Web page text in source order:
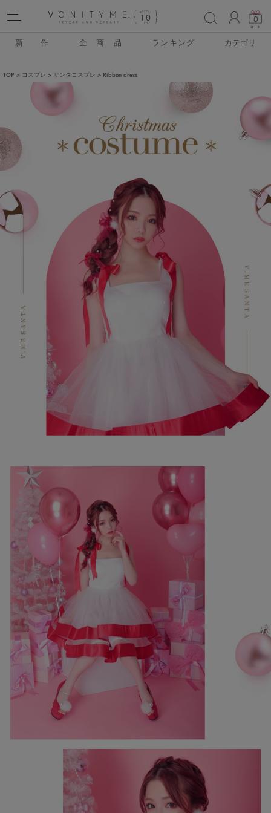
0
新 作 全 商 品 ランキング カテゴリ
TOP コスプレ サンタコスプレ Ribbon dress